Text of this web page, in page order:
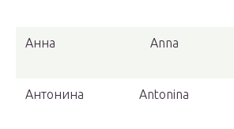
Анна Anna
Антонина Antonina